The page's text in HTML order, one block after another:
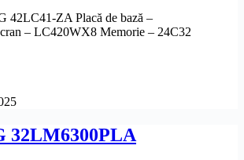
42LC41-ZA Placă de bază –
– LC420WX8 Memorie – 24C32
32LM6300PLA